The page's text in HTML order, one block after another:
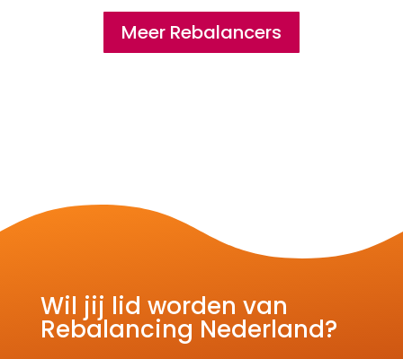
Meer Rebalancers
Wil jij lid worden van
Rebalancing Nederland?